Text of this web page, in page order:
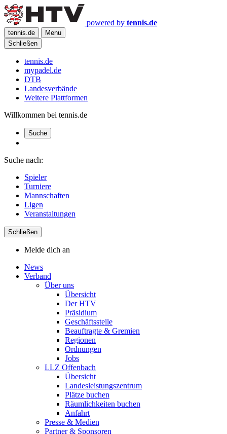
powered by tennis.de
tennis.de
Menu
Schließen
tennis.de
mypadel.de
DTB
Landesverbände
Weitere Plattformen
Willkommen bei tennis.de
Suche
Suche nach:
Spieler
Turniere
Mannschaften
Ligen
Veranstaltungen
Schließen
Melde dich an
News
Verband
Über uns
Übersicht
Der HTV
Präsidium
Geschäftsstelle
Beauftragte & Gremien
Regionen
Ordnungen
Jobs
LLZ Offenbach
Übersicht
Landesleistungszentrum
Plätze buchen
Räumlichkeiten buchen
Anfahrt
Presse & Medien
Partner & Sponsoren